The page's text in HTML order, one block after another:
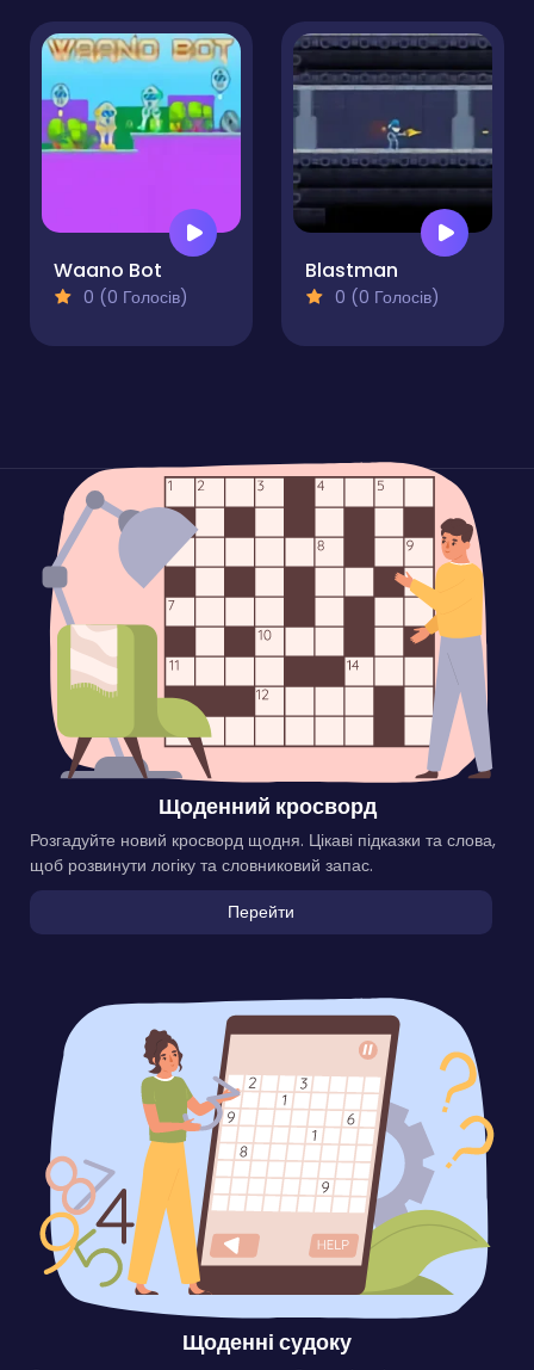
Waano Bot
0 (0 Голосів)
Blastman
0 (0 Голосів)
Щоденний кросворд
Розгадуйте новий кросворд щодня. Цікаві підказки та слова,
щоб розвинути логіку та словниковий запас.
Перейти
Щоденні судоку